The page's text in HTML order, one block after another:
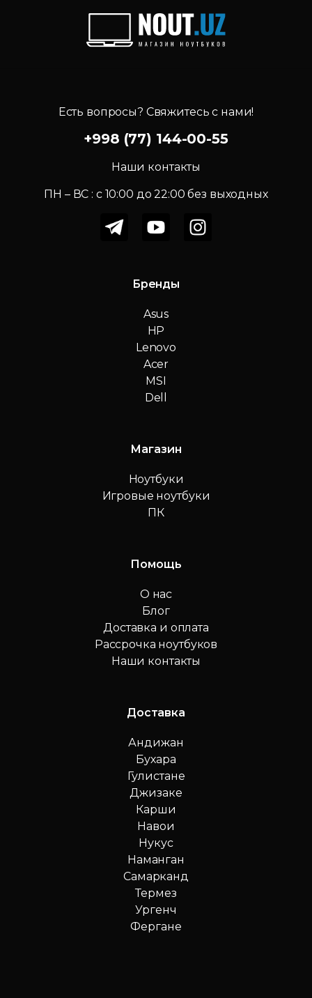
Есть вопросы? Свяжитесь с нами!
+998 (77) 144-00-55
Наши контакты
ПН – ВС : c 10:00 до 22:00 без выходных
Бренды
Asus
HP
Lenovo
Acer
MSI
Dell
Магазин
Ноутбуки
Игровые ноутбуки
ПК
Помощь
О нас
Блог
Доставка и оплата
Рассрочка ноутбуков
Наши контакты
Доставка
Андижан
Бухара
Гулистане
Джизаке
Карши
Навои
Нукус
Наманган
Самарканд
Термез
Ургенч
Фергане